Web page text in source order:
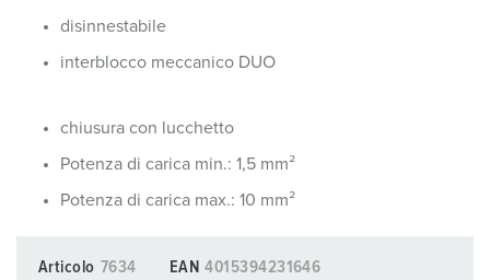
disinnestabile
interblocco meccanico DUO
chiusura con lucchetto
Potenza di carica min.: 1,5 mm²
Potenza di carica max.: 10 mm²
Articolo 7634 EAN 4015394231646